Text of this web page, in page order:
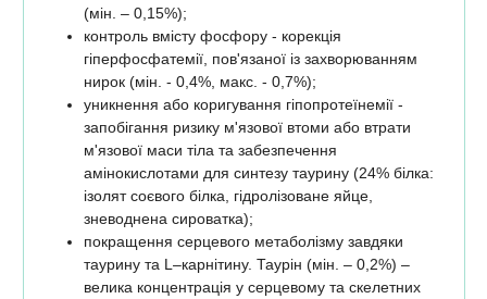
(мін. – 0,15%);
контроль вмісту фосфору - корекція
гіперфосфатемії, пов'язаної із захворюванням
нирок (мін. - 0,4%, макс. - 0,7%);
уникнення або коригування гіпопротеїнемії -
запобігання ризику м'язової втоми або втрати
м'язової маси тіла та забезпечення
амінокислотами для синтезу таурину (24% білка:
ізолят соєвого білка, гідролізоване яйце,
зневоднена сироватка);
покращення серцевого метаболізму завдяки
таурину та L–карнітину. Таурін (мін. – 0,2%) –
велика концентрація у серцевому та скелетних